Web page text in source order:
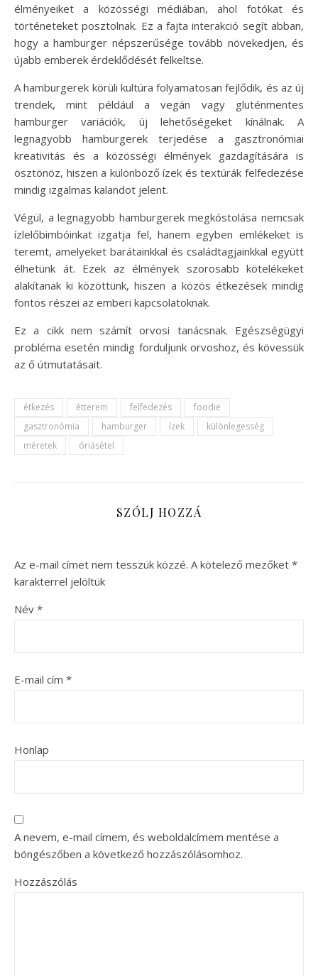
élményeiket a közösségi médiában, ahol fotókat és
történeteket posztolnak. Ez a fajta interakció segít abban,
hogy a hamburger népszerűsége tovább növekedjen, és
újabb emberek érdeklődését felkeltse.
A hamburgerek körüli kultúra folyamatosan fejlődik, és az új
trendek, mint például a vegán vagy gluténmentes
hamburger variációk, új lehetőségeket kínálnak. A
legnagyobb hamburgerek terjedése a gasztronómiai
kreativitás és a közösségi élmények gazdagítására is
ösztönöz, hiszen a különböző ízek és textúrák felfedezése
mindig izgalmas kalandot jelent.
Végül, a legnagyobb hamburgerek megkóstolása nemcsak
ízlelőbimbóinkat izgatja fel, hanem egyben emlékeket is
teremt, amelyeket barátainkkal és családtagjainkkal együtt
élhetünk át. Ezek az élmények szorosabb kötelékeket
alakítanak ki közöttünk, hiszen a közös étkezések mindig
fontos részei az emberi kapcsolatoknak.
Ez a cikk nem számít orvosi tanácsnak. Egészségügyi
probléma esetén mindig forduljunk orvoshoz, és kövessük
az ő útmutatásait.
étkezés étterem felfedezés
foodie
gasztronómia
hamburger ízek
különlegesség
méretek
óriásétel
SZÓLJ HOZZÁ
Az e-mail címet nem tesszük közzé. A kötelező mezőket *
karakterrel jelöltük
Név *
E-mail cím *
Honlap
A nevem, e-mail címem, és weboldalcímem mentése a
böngészőben a következő hozzászólásomhoz.
Hozzászólás